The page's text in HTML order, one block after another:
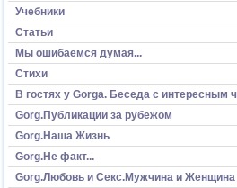
Учебники
Статьи
Мы ошибаемся думая...
Стихи
В гостях у Gorga. Беседа с интересным
Gorg.Публикации за рубежом
Gorg.Наша Жизнь
Gorg.Не факт...
Gorg.Любовь и Секс.Мужчина и Женщина